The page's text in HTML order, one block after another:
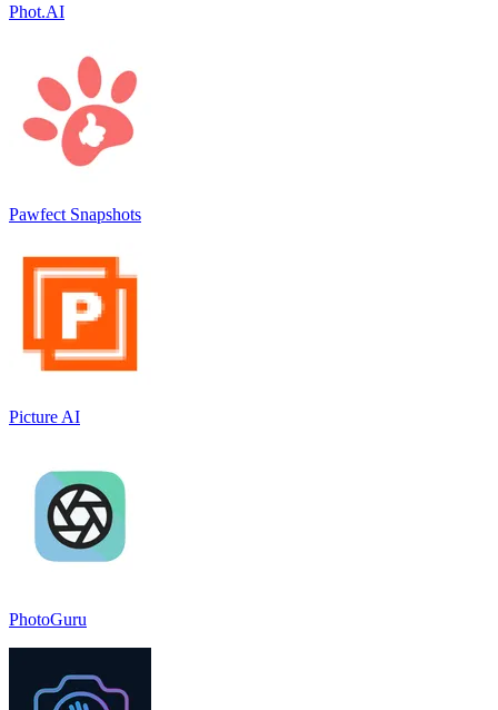
Phot.AI
Pawfect Snapshots
Picture AI
PhotoGuru